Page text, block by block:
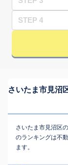
STEP 4
さいたま市見沼
さいたま市見沼区
のランキングは不
ます。